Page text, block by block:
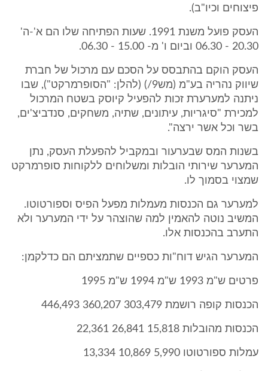
פיצוחים וכיו"ב).
העסק פועל משנת 1991. שעות הפתיחה שלו הם א'-ה'
20.30 - 06.30 וביום ו' מ- 15.00 - 06.30.
העסק הוקם בהתבסס על הסכם עם מרכול של חברת
שיווק נהריה בע"מ (מש9/) (להלן: "הסופרמרקט"), שבו
ניתנה למערערת זכות להפעיל קיוסק בשטח המרכול
למכירת "סיגריות, עיתונים, שתיה, משחקים, סנדביצ'ים,
בשר וכל אשר ירצה".
בשנות המס שבערעור ובמקביל להפעלת העסק, נתן
המערער שירותי הובלות ומשלוחים ללקוחות סופרמרקט
שמצוי בסמוך לו.
למערער גם הכנסות מעמלות מפעל הפיס וספורטוטו.
המשיב נוטה להאמין למה שהוצהר על ידי המערער ולא
התערב בהכנסות אלו.
המערער הגיש דוח"ות כספיים שתמציתם הם כדלקמן:
פרטים ש"מ 1993 ש"מ 1994 ש"מ 1995
הכנסות קופה רושמת 303,479 360,207 446,493
הכנסות מהובלות 15,818 26,841 22,361
עמלות ספורטוטו 5,990 10,869 13,334